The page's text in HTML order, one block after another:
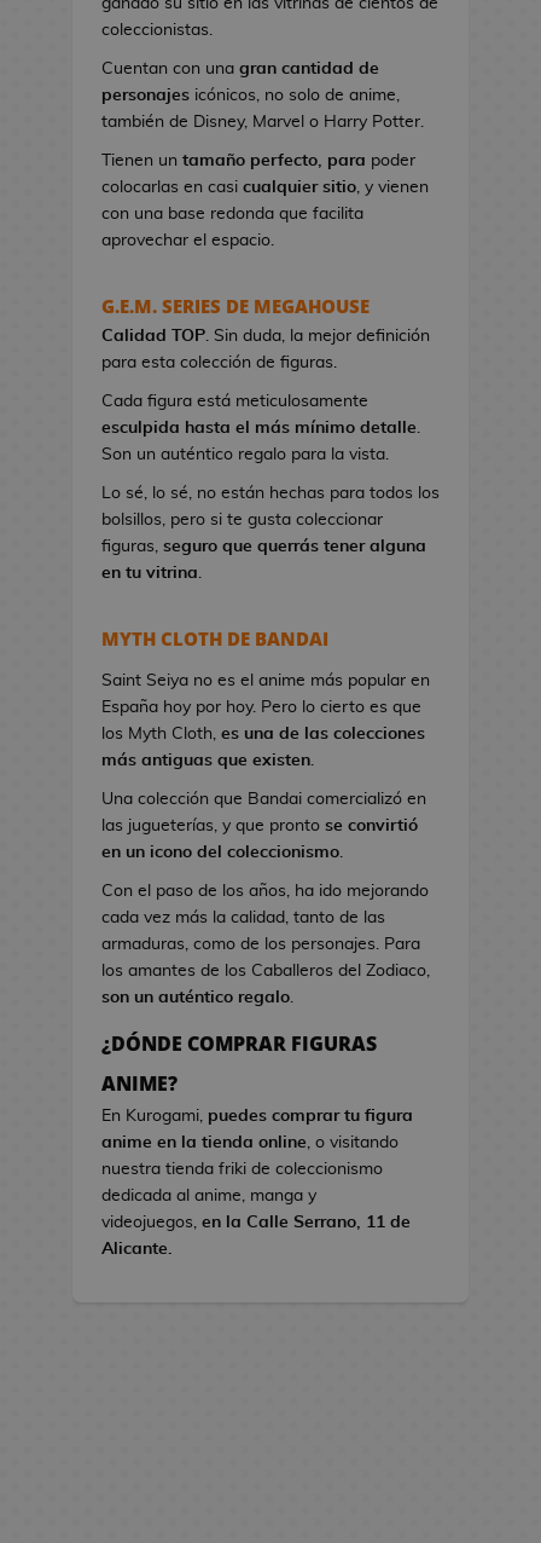
d
e
V
o
e
g
o
n
d
o
s
d
e
V
j
u
e
g
o
l
ganado su sitio en las vitrinas de cientos de
coleccionistas.
Cuentan con una gran cantidad de
personajes icónicos, no solo de anime,
también de Disney, Marvel o Harry Potter.
Tienen un tamaño perfecto, para poder
colocarlas en casi cualquier sitio, y vienen
con una base redonda que facilita
aprovechar el espacio.
G.E.M. SERIES DE MEGAHOUSE
Calidad TOP. Sin duda, la mejor definición
para esta colección de figuras.
Cada figura está meticulosamente
esculpida hasta el más mínimo detalle.
Son un auténtico regalo para la vista.
Lo sé, lo sé, no están hechas para todos los
bolsillos, pero si te gusta coleccionar
figuras, seguro que querrás tener alguna
en tu vitrina.
MYTH CLOTH DE BANDAI
Saint Seiya no es el anime más popular en
España hoy por hoy. Pero lo cierto es que
los Myth Cloth, es una de las colecciones
más antiguas que existen.
Una colección que Bandai comercializó en
las jugueterías, y que pronto se convirtió
en un icono del coleccionismo.
Con el paso de los años, ha ido mejorando
cada vez más la calidad, tanto de las
armaduras, como de los personajes. Para
los amantes de los Caballeros del Zodiaco,
son un auténtico regalo.
¿DÓNDE COMPRAR FIGURAS
ANIME?
En Kurogami, puedes comprar tu figura
anime en la tienda online, o visitando
nuestra tienda friki de coleccionismo
dedicada al anime, manga y
videojuegos, en la Calle Serrano, 11 de
Alicante.